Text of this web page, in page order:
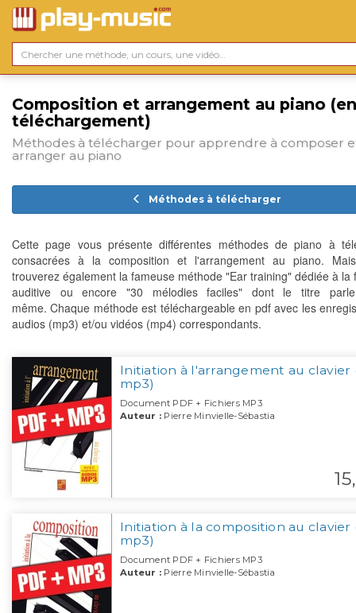
Composition et arrangement au piano (en
téléchargement)
Méthodes à télécharger pour apprendre à composer
arranger au piano
Méthodes à télécharger
Cette page vous présente différentes méthodes de piano à
consacrées à la composition et l'arrangement au piano.
trouverez également la fameuse méthode "Ear training" dédiée à la
auditive ou encore "30 mélodies faciles" dont le titre
même. Chaque méthode est téléchargeable en pdf avec les
audios (mp3) et/ou vidéos (mp4) correspondants.
Initiation à l'arrangement au clavier
mp3)
Document PDF + Fichiers MP3
Auteur : Pierre Minvielle-Sébastia
15,
Initiation à la composition au clavier
mp3)
Document PDF + Fichiers MP3
Auteur : Pierre Minvielle-Sébastia